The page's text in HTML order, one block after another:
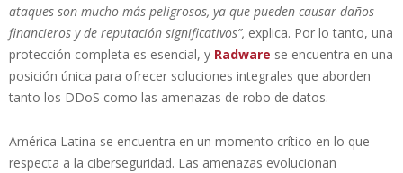
ataques son mucho más peligrosos, ya que pueden causar daños
financieros y de reputación significativos”, explica. Por lo tanto, una
protección completa es esencial, y Radware se encuentra en una
posición única para ofrecer soluciones integrales que aborden
tanto los DDoS como las amenazas de robo de datos.
América Latina se encuentra en un momento crítico en lo que
respecta a la ciberseguridad. Las amenazas evolucionan